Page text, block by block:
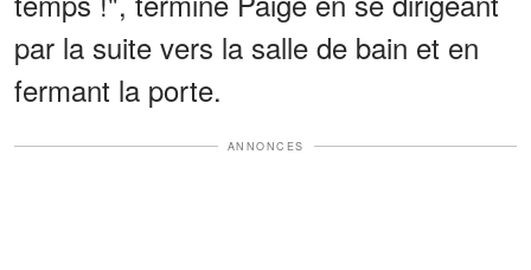
par la suite vers la salle de bain et en
fermant la porte.
ANNONCES